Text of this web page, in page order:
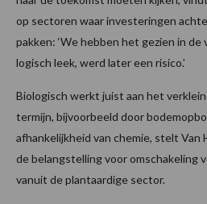
op sectoren waar investeringen
pakken: ‘We hebben het gezien in
logisch leek, werd later een risico.’
Biologisch werkt juist aan het
termijn, bijvoorbeeld door
afhankelijkheid van chemie, stelt Van
de belangstelling voor omschakeling
vanuit de plantaardige sector.